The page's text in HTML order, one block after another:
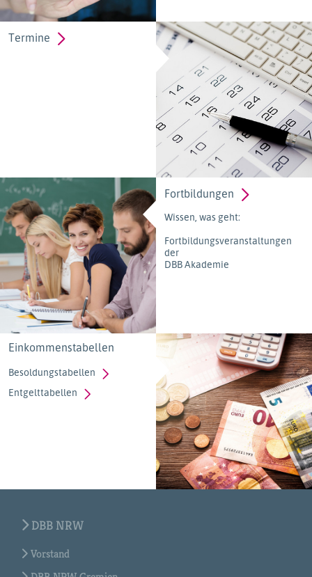
Termine
Fortbildungen
Wissen, was geht:
Fortbildungsveranstaltungen
der
DBB Akademie
Einkommenstabellen
Besoldungstabellen
Entgelttabellen
DBB NRW
Vorstand